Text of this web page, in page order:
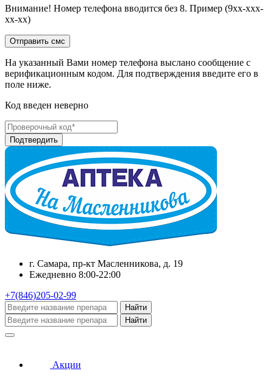
Внимание! Номер телефона вводится без 8. Пример (9хх-ххх-
хх-хх)
На указанный Вами номер телефона выслано сообщение с
верификационным кодом. Для подтверждения введите его в
поле ниже.
Код введен неверно
г. Самара, пр-кт Масленникова, д. 19
Ежедневно 8:00-22:00
+7(846)205-02-99
Найти
Найти
Акции